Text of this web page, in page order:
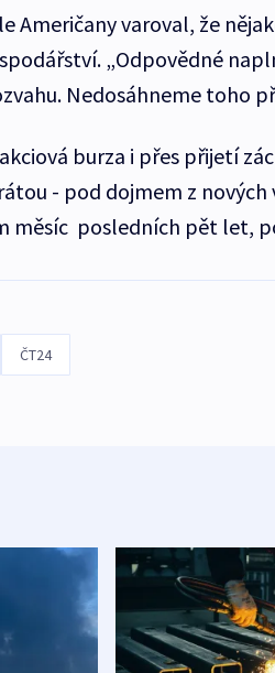
Američany varoval, že
„Odpovědné
Nedosáhneme toho
burza i přes přijetí
- pod dojmem z
měsíc posledních pět let,
ČT24